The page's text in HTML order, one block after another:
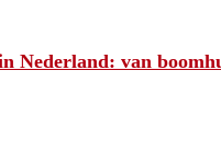
Nederland: van